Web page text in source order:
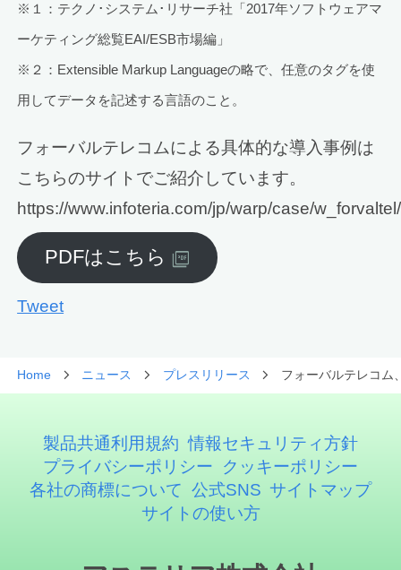
※１：テクノ･システム･リサーチ社「2017年ソフトウェアマ
ーケティング総覧EAI/ESB市場編」
※２：Extensible Markup Languageの略で、任意のタグを使
用してデータを記述する言語のこと。
フォーバルテレコムによる具体的な導入事例は
こちらのサイトでご紹介しています。
https://www.infoteria.com/jp/warp/case/w_forvaltel/
PDFはこちら
Tweet
Home ニュース プレスリリース フォーバルテレコム
製品共通利用規約 情報セキュリティ方針
プライバシーポリシー
クッキーポリシー
各社の商標について 公式SNS サイトマップ
サイトの使い方